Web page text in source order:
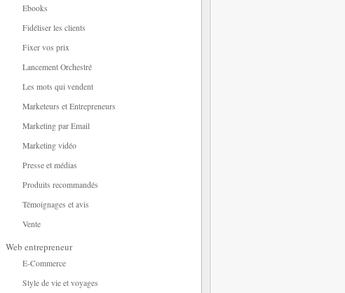
Ebooks
Fidéliser les clients
Fixer vos prix
Lancement Orchestré
Les mots qui vendent
Marketeurs et Entrepreneurs
Marketing par Email
Marketing vidéo
Presse et médias
Produits recommandés
Témoignages et avis
Vente
Web entrepreneur
E-Commerce
Style de vie et voyages